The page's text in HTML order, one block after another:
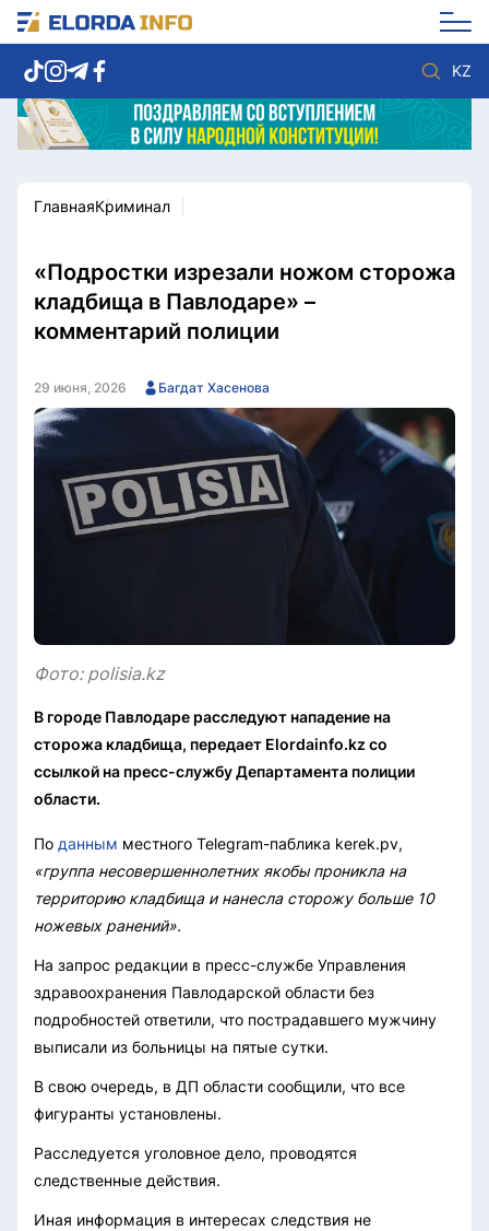
KZ
Новости столицы
Спорт
Культура
Видео
Мир
Послание
Служба Комплаенс
ГлавнаяКриминал
«Подростки изрезали ножом сторожа
кладбища в Павлодаре» –
комментарий полиции
29 июня, 2026 Багдат Хасенова
Фото: polisia.kz
В городе Павлодаре расследуют нападение на
сторожа кладбища, передает Elordainfo.kz со
ссылкой на пресс-службу Департамента полиции
области.
По данным местного Telegram-паблика kerek.pv,
«группа несовершеннолетних якобы проникла на
территорию кладбища и нанесла сторожу больше 10
ножевых ранений».
На запрос редакции в пресс-службе Управления
здравоохранения Павлодарской области без
подробностей ответили, что пострадавшего мужчину
выписали из больницы на пятые сутки.
В свою очередь, в ДП области сообщили, что все
фигуранты установлены.
Расследуется уголовное дело, проводятся
следственные действия.
Иная информация в интересах следствия не